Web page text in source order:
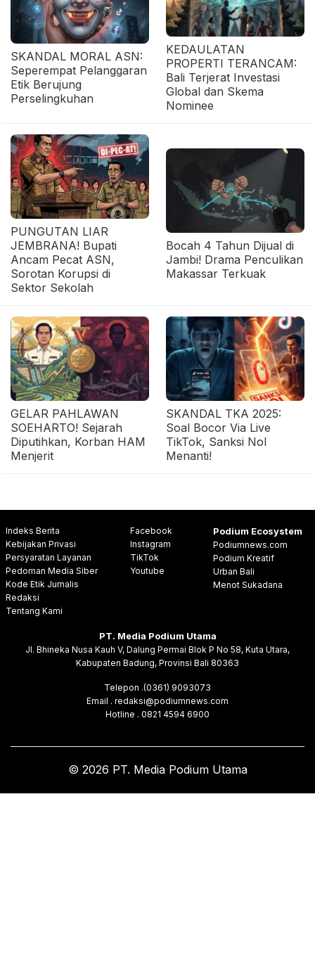
SKANDAL MORAL ASN:
Seperempat Pelanggaran
Etik Berujung
Perselingkuhan
KEDAULATAN
PROPERTI TERANCAM:
Bali Terjerat Investasi
Global dan Skema
Nominee
PUNGUTAN LIAR
JEMBRANA! Bupati
Ancam Pecat ASN,
Sorotan Korupsi di
Sektor Sekolah
Bocah 4 Tahun Dijual di
Jambi! Drama Penculikan
Makassar Terkuak
GELAR PAHLAWAN
SOEHARTO! Sejarah
Diputihkan, Korban HAM
Menjerit
SKANDAL TKA 2025:
Soal Bocor Via Live
TikTok, Sanksi Nol
Menanti!
Indeks Berita
Kebijakan Privasi
Persyaratan Layanan
Pedoman Media Siber
Kode Etik Jurnalis
Redaksi
Tentang Kami
Facebook
Instagram
TikTok
Youtube
Podium Ecosystem
Podiumnews.com
Podium Kreatif
Urban Bali
Menot Sukadana
PT. Media Podium Utama
Jl. Bhineka Nusa Kauh V, Dalung Permai Blok P No 58, Kuta Utara,
Kabupaten Badung, Provinsi Bali 80363
Telepon .(0361) 9093073
Email . redaksi@podiumnews.com
Hotline . 0821 4594 6900
© 2026 PT. Media Podium Utama